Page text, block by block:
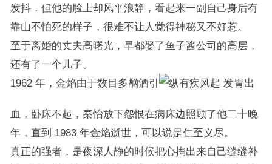
发抖，但他的脸上却风平浪静，看起来一副自己身后有
靠山不怕死的样子，很难不让人觉得神秘又不好惹。
至于离婚的丈夫高曙光，早都娶了鱼子酱公司的高层，
还有了一个儿子。
1962 年，金焰由于数目多酗酒引
发胃出
血，卧床不起，秦怡放下怨恨在病床边照顾了他二十晚
年，直到 1983 年金焰逝世，可以说是仁至义尽。
真正的强者，是夜深人静的时候把心掏出来自己缝缝补